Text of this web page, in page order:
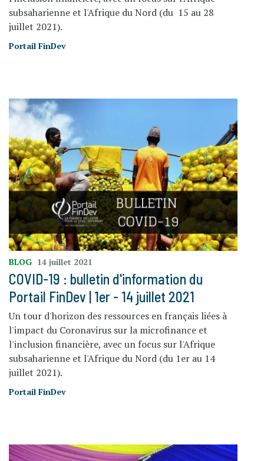
subsaharienne et l'Afrique du Nord (du 15 au 28
juillet 2021).
Portail FinDev
BLOG 14 juillet 2021
COVID-19 : bulletin d'information du
Portail FinDev | 1er - 14 juillet 2021
Un tour d'horizon des ressources en français liées à
l'impact du Coronavirus sur la microfinance et
l'inclusion financière, avec un focus sur l'Afrique
subsaharienne et l'Afrique du Nord (du 1er au 14
juillet 2021).
Portail FinDev